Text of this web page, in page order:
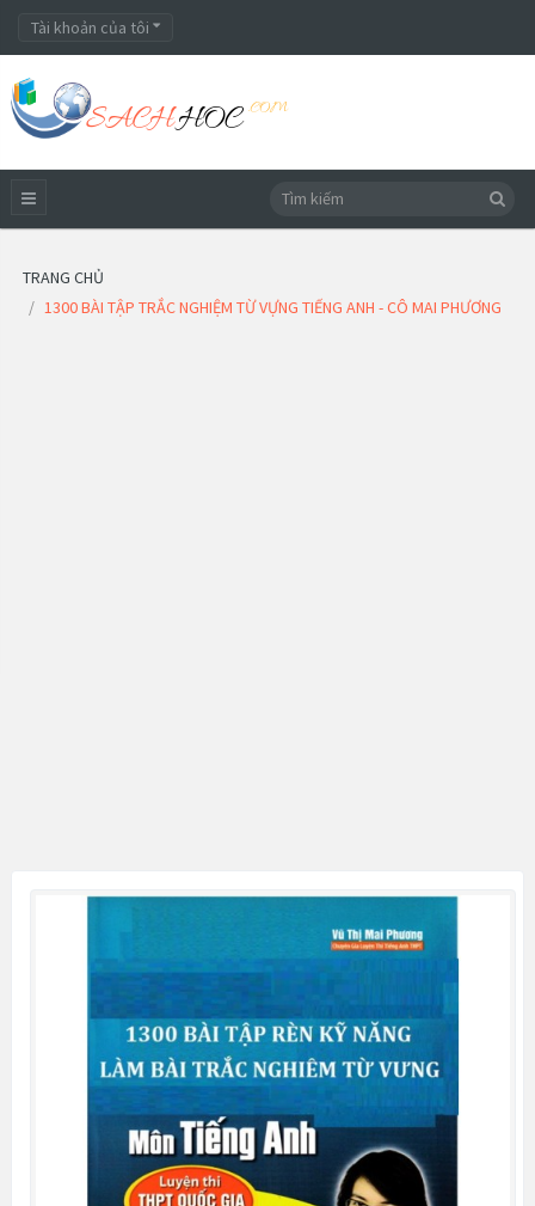
Tài khoản của tôi
TRANG CHỦ
1300 BÀI TẬP TRẮC NGHIỆM TỪ VỰNG TIẾNG ANH - CÔ MAI PHƯƠNG